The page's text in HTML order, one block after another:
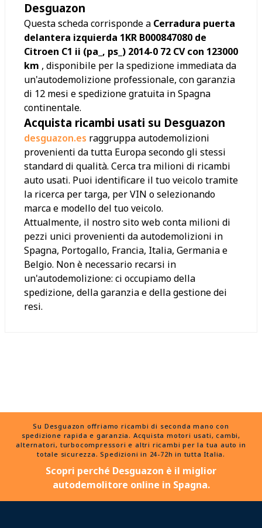
Desguazon
Questa scheda corrisponde a Cerradura puerta
delantera izquierda 1KR B000847080 de
Citroen C1 ii (pa_, ps_) 2014-0 72 CV con 123000
km , disponibile per la spedizione immediata da
un'autodemolizione professionale, con garanzia
di 12 mesi e spedizione gratuita in Spagna
continentale.
Acquista ricambi usati su Desguazon
desguazon.es raggruppa autodemolizioni
provenienti da tutta Europa secondo gli stessi
standard di qualità. Cerca tra milioni di ricambi
auto usati. Puoi identificare il tuo veicolo tramite
la ricerca per targa, per VIN o selezionando
marca e modello del tuo veicolo.
Attualmente, il nostro sito web conta milioni di
pezzi unici provenienti da autodemolizioni in
Spagna, Portogallo, Francia, Italia, Germania e
Belgio. Non è necessario recarsi in
un'autodemolizione: ci occupiamo della
spedizione, della garanzia e della gestione dei
resi.
Su Desguazon offriamo ricambi di seconda mano con
spedizione rapida e garanzia. Acquista motori usati, cambi,
alternatori, turbocompressori e altri ricambi per la tua auto in
totale sicurezza. Spedizioni in 24-72h in tutta Italia.
Scopri perché Desguazon è il miglior
autodemolitore online in Spagna.